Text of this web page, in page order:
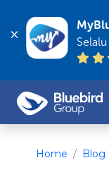
Home Blog